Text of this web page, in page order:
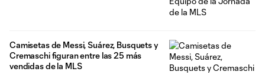
Camisetas de Messi, Suárez, Busquets y
Cremaschi figuran entre las 25 más
vendidas de la MLS